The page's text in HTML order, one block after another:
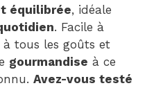
équilibrée, idéale
. Facile à
à tous les goûts et
gourmandise à ce
Avez-vous testé